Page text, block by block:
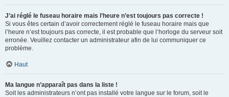
J’ai réglé le fuseau horaire mais l’heure n’est toujours pas correcte !
Si vous êtes certain d’avoir correctement réglé le fuseau horaire mais que
l’heure n’est toujours pas correcte, il est probable que l’horloge du serveur soit
erronée. Veuillez contacter un administrateur afin de lui communiquer ce
problème.
Haut
Ma langue n’apparaît pas dans la liste !
Soit les administrateurs n’ont pas installé votre langue sur le forum, soit le